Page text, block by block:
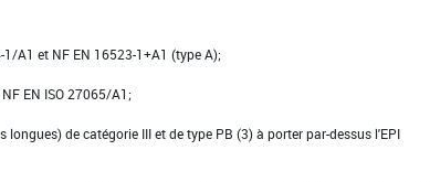
A1 et NF EN 16523-1+A1 (type A);
EN ISO 27065/A1;
de catégorie III et de type PB (3) à porter par-dessus l'EPI